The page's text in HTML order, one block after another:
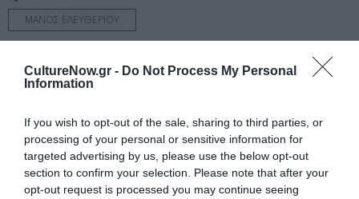
CultureNow.gr - Do Not Process My Personal
Information
If you wish to opt-out of the sale, sharing to third parties, or
processing of your personal or sensitive information for
targeted advertising by us, please use the below opt-out
section to confirm your selection. Please note that after your
opt-out request is processed you may continue seeing
ΜΑΝΟΣ ΕΛΕΥΘΕΡΙΟΥ
Newsletter
Κάθε βδομάδα στο e-mail σας τα τελευταία νέα για